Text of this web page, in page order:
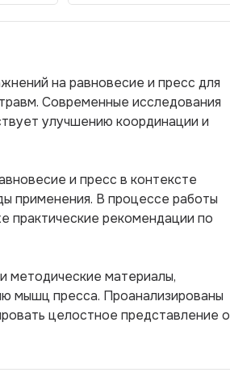
на равновесие и пресс для
Современные исследования
улучшению координации и
и пресс в контексте
применения. В процессе работы
практические рекомендации по
методические материалы,
мышц пресса. Проанализированы
целостное представление о